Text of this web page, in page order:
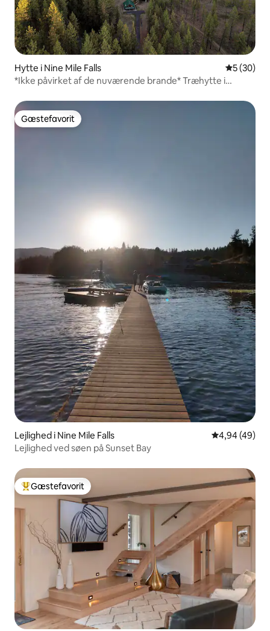
Hytte i Nine Mile Falls 5 ud af 5 i
5 (30)
*Ikke påvirket af de nuværende brande* Træhytte i
Gæstefavorit
Gæstefavorit
Lejlighed i Nine Mile Falls 4,94 ud af 5 i
4,94 (49)
Lejlighed ved søen på Sunset Bay
Bedste gæstefavorit
Gæstefavorit